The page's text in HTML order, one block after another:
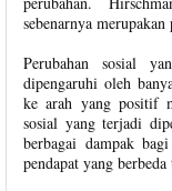
sebenarnya
Perubahan sosial
dipengaruhi oleh
ke arah yang positif
sosial yang terjadi
berbagai dampak
pendapat yang